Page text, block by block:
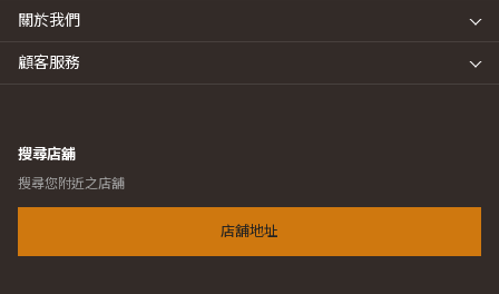
關於我們
顧客服務
搜尋店舖
搜尋您附近之店舖
店舖地址